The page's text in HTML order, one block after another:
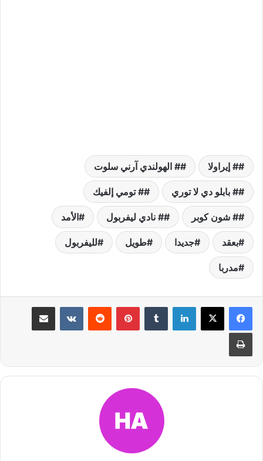
# إيراولا # الهولندي آرني سلوت
# بابلو دي لا توري # تومي إلفيك
# شون كوبر # نادي ليفربول الأمد
بعقد جديدا طويل لليفربول
مدربا
لينكدإن بينتيريست مشاركة عبر البريد
طباعة